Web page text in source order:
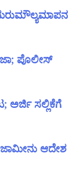
ಪೊಲೀಸ್
ಅರ್ಜಿ ಸಲ್ಲಿಕೆಗೆ
ಆದೇಶ